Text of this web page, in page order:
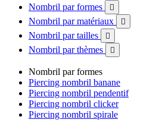
Nombril par formes

Nombril par matériaux 
Nombril par tailles 
Nombril par thèmes 
Nombril par formes
Piercing nombril banane
Piercing nombril pendentif
Piercing nombril clicker
Piercing nombril spirale